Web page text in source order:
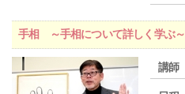
手相 ～手相について詳しく学ぶ～
講師